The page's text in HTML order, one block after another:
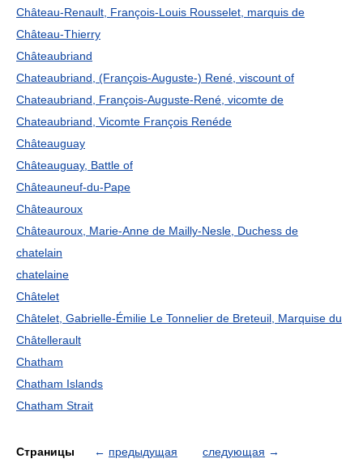
Château-Renault, François-Louis Rousselet, marquis de
Château-Thierry
Châteaubriand
Chateaubriand, (François-Auguste-) René, viscount of
Chateaubriand, François-Auguste-René, vicomte de
Chateaubriand, Vicomte François Renéde
Châteauguay
Châteauguay, Battle of
Châteauneuf-du-Pape
Châteauroux
Châteauroux, Marie-Anne de Mailly-Nesle, Duchess de
chatelain
chatelaine
Châtelet
Châtelet, Gabrielle-Émilie Le Tonnelier de Breteuil, Marquise du
Châtellerault
Chatham
Chatham Islands
Chatham Strait
Страницы ← предыдущая следующая →